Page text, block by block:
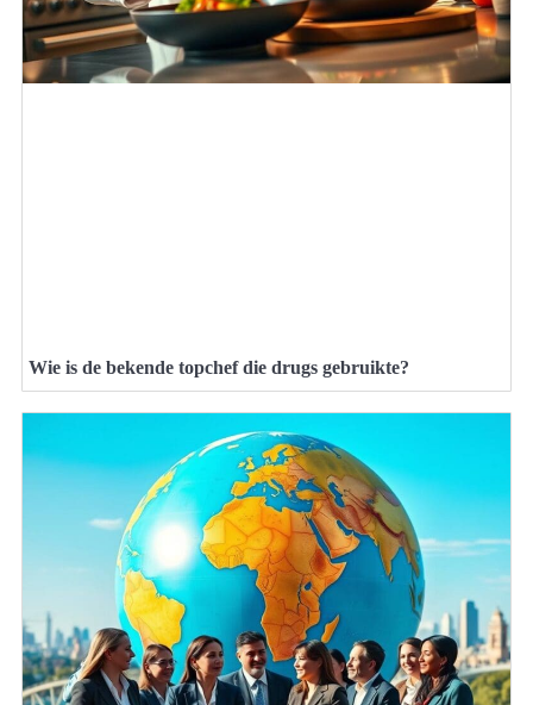
Wie is de bekende topchef die drugs gebruikte?